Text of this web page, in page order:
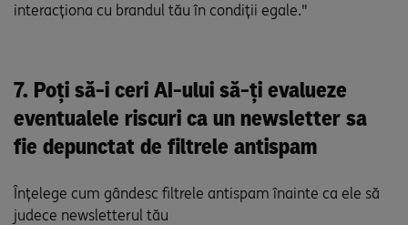
interacționa cu brandul tău în condiții egale."
7. Poți să-i ceri AI-ului să-ți evalueze
eventualele riscuri ca un newsletter sa
fie depunctat de filtrele antispam
Înțelege cum gândesc filtrele antispam înainte ca ele să
judece newsletterul tău